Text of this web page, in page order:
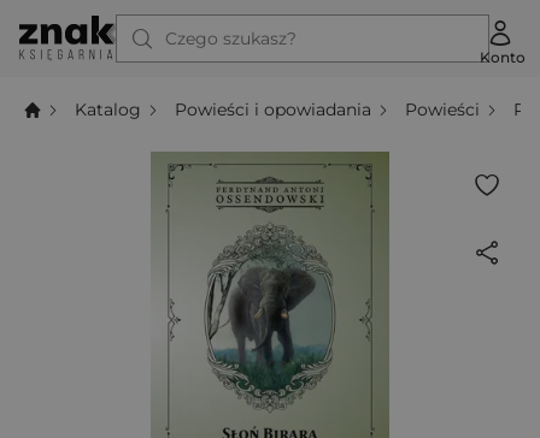
Czego szukasz?
Konto
Katalog Powieści i opowiadania Powieści